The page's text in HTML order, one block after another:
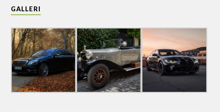
GALLERI